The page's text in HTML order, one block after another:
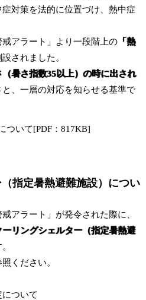
対策を法的に位置づけ、熱中症
アラート」より一段階上の 「熱
設されました。
暑さ指数35以上）の時に出され
、一層の対応を知らせる基準で
ついて[PDF：817KB]
指定暑熱避難施設）につい
アラート」が発令された際に、
ーリングシェルター（指定暑熱避
ください。
ついて